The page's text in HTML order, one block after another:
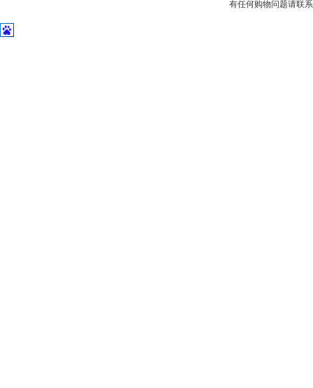
有任何购物问题请联